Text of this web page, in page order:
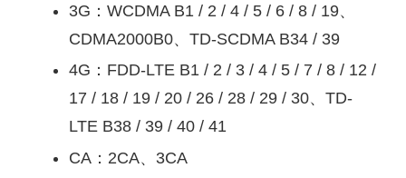
3G：WCDMA B1 / 2 / 4 / 5 / 6 / 8 / 19、
CDMA2000B0、TD-SCDMA B34 / 39
4G：FDD-LTE B1 / 2 / 3 / 4 / 5 / 7 / 8 / 12 /
17 / 18 / 19 / 20 / 26 / 28 / 29 / 30、TD-
LTE B38 / 39 / 40 / 41
CA：2CA、3CA